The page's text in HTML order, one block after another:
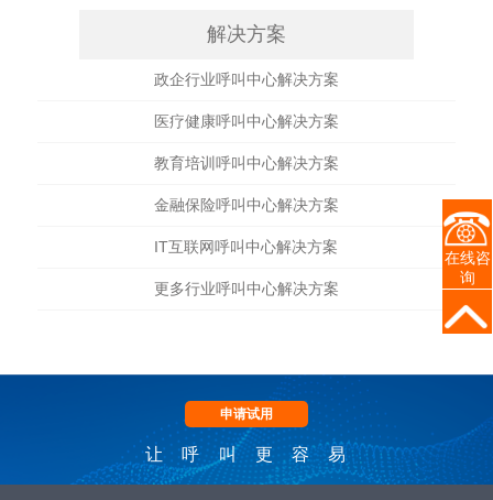
解决方案
政企行业呼叫中心解决方案
医疗健康呼叫中心解决方案
教育培训呼叫中心解决方案
金融保险呼叫中心解决方案
IT互联网呼叫中心解决方案
更多行业呼叫中心解决方案
申请试用
让呼叫更容易
在线咨
询